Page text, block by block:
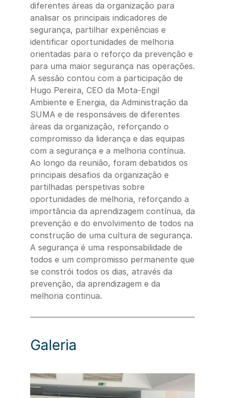
diferentes áreas da organização para
analisar os principais indicadores de
segurança, partilhar experiências e
identificar oportunidades de melhoria
orientadas para o reforço da prevenção e
para uma maior segurança nas operações.
A sessão contou com a participação de
Hugo Pereira, CEO da Mota-Engil
Ambiente e Energia, da Administração da
SUMA e de responsáveis de diferentes
áreas da organização, reforçando o
compromisso da liderança e das equipas
com a segurança e a melhoria contínua.
Ao longo da reunião, foram debatidos os
principais desafios da organização e
partilhadas perspetivas sobre
oportunidades de melhoria, reforçando a
importância da aprendizagem contínua, da
prevenção e do envolvimento de todos na
construção de uma cultura de segurança.
A segurança é uma responsabilidade de
todos e um compromisso permanente que
se constrói todos os dias, através da
prevenção, da aprendizagem e da
melhoria continua.
Galeria